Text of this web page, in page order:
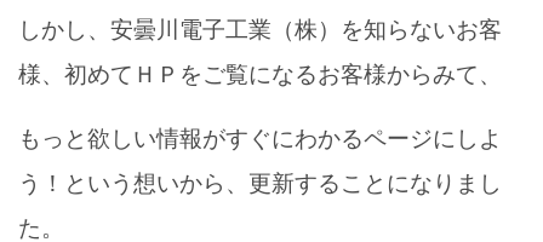
しかし、安曇川電子工業（株）を知らないお客
様、初めてＨＰをご覧になるお客様からみて、
もっと欲しい情報がすぐにわかるページにしよ
う！という想いから、更新することになりまし
た。